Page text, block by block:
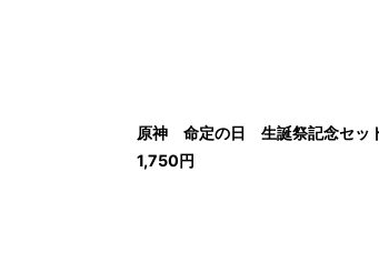
原神 命定の日 生誕祭記念セ
1,750円